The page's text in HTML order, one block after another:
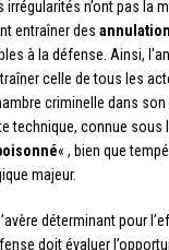
n’ont pas la
entraîner des
à la défense. Ainsi,
celle de tous les
criminelle dans
technique, connue sous
« , bien que
majeur.
déterminant pour
doit évaluer